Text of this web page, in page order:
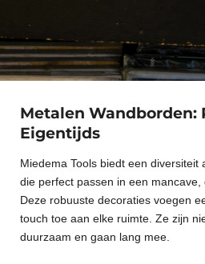
Metalen Wandborden:
Eigentijds
Miedema Tools biedt een diversiteit
die perfect passen in een mancave,
Deze robuuste decoraties voegen
touch toe aan elke ruimte. Ze zijn
duurzaam en gaan lang mee.